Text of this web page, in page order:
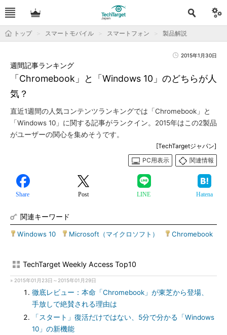
トップ スマートモバイル スマートフォン 製品解説
2015年1月30日
「Chromebook」と「Windows 10」のどちらが人
気？
週間記事ランキング
直近1週間の人気コンテンツランキングでは「Chromebook」と
「Windows 10」に関する記事がランクイン。2015年はこの2製品
がユーザーの関心を集めそうです。
[TechTargetジャパン]
PC用表示
関連情報
Share Post LINE Hatena
関連キーワード
Windows 10 Microsoft（マイクロソフト） Chromebook
TechTarget Weekly Access Top10
» 2015年01月23日～2015年01月29日
徹底レビュー：本命「Chromebook」が東芝から登場、
手放しで絶賛される理由は
「スタート」復活だけではない、5分で分かる「Windows
10」の新機能